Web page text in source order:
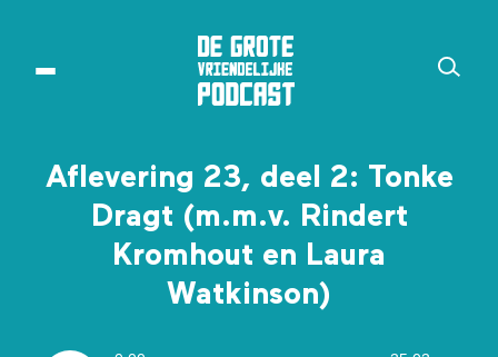
Aflevering 23, deel 2: Tonke
Dragt (m.m.v. Rindert
Kromhout en Laura
Watkinson)